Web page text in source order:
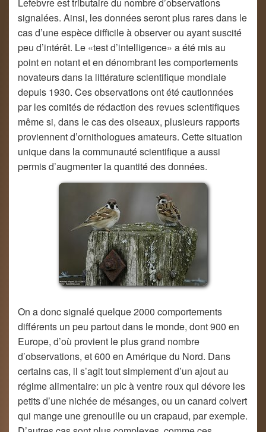
signalées. Ainsi, les données seront plus rares dans le
cas d’une espèce difficile à observer ou ayant suscité
peu d’intérêt. Le «test d’intelligence» a été mis au
point en notant et en dénombrant les comportements
novateurs dans la littérature scientifique mondiale
depuis 1930. Ces observations ont été cautionnées
par les comités de rédaction des revues scientifiques
même si, dans le cas des oiseaux, plusieurs rapports
proviennent d’ornithologues amateurs. Cette situation
unique dans la communauté scientifique a aussi
permis d’augmenter la quantité des données.
On a donc signalé quelque 2000 comportements
différents un peu partout dans le monde, dont 900 en
Europe, d’où provient le plus grand nombre
d’observations, et 600 en Amérique du Nord. Dans
certains cas, il s’agit tout simplement d’un ajout au
régime alimentaire: un pic à ventre roux qui dévore les
petits d’une nichée de mésanges, ou un canard colvert
qui mange une grenouille ou un crapaud, par exemple.